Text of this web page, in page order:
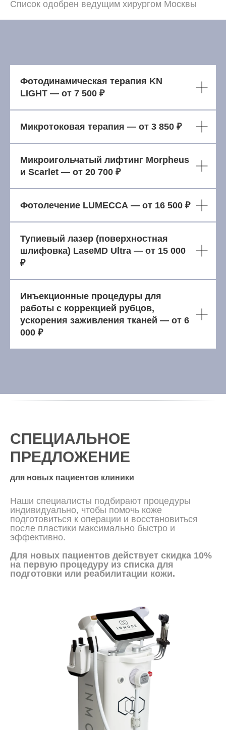
Список одобрен ведущим хирургом Москвы
Фотодинамическая терапия KN
LIGHT — от 7 500 ₽
Микротоковая терапия — от 3 850 ₽
Микроигольчатый лифтинг Morpheus
и Scarlet — от 20 700 ₽
Фотолечение LUMECCA — от 16 500 ₽
Тупиевый лазер (поверхностная
шлифовка) LaseMD Ultra — от 15 000
₽
Инъекционные процедуры для
работы с коррекцией рубцов,
ускорения заживления тканей — от 6
000 ₽
СПЕЦИАЛЬНОЕ
ПРЕДЛОЖЕНИЕ
для новых пациентов клиники
Наши специалисты подбирают процедуры
индивидуально, чтобы помочь коже
подготовиться к операции и восстановиться
после пластики максимально быстро и
эффективно.
Для новых пациентов действует скидка 10%
на первую процедуру из списка для
подготовки или реабилитации кожи.